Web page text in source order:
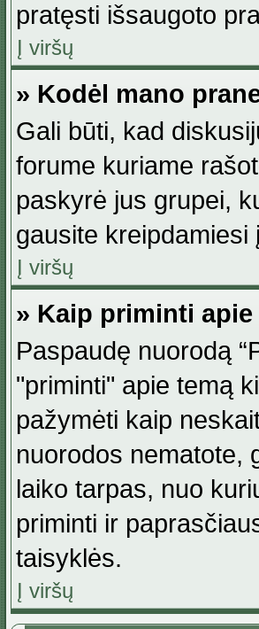
pratęsti išsaugoto
Į viršų
» Kodėl mano
Gali būti, kad
forume kuriame
paskyrė jus grupei,
gausite
Į viršų
» Kaip priminti
Paspaudę nuorodą
"priminti" apie temą
pažymėti kaip
nuorodos nematote,
laiko tarpas, nuo
priminti ir
taisyklės.
Į viršų